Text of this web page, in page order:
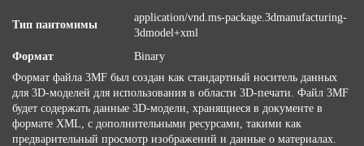
Тип пантомимы
application/vnd.ms-package.3dmanufacturing-
3dmodel+xml
Формат
Binary
Формат файла 3MF был создан как стандартный носитель данных
для 3D-моделей для использования в области 3D-печати. Файл 3MF
будет содержать данные 3D-модели, хранящиеся в документе в
формате XML, с дополнительными ресурсами, такими как
предварительный просмотр изображений и данные о материалах.